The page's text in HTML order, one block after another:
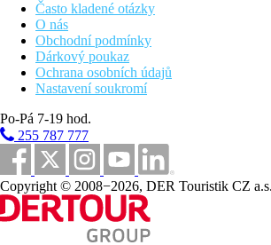
Často kladené otázky
O nás
Obchodní podmínky
Dárkový poukaz
Ochrana osobních údajů
Nastavení soukromí
Po-Pá 7-19 hod.
255 787 777
Copyright © 2008−2026, DER Touristik CZ a.s.